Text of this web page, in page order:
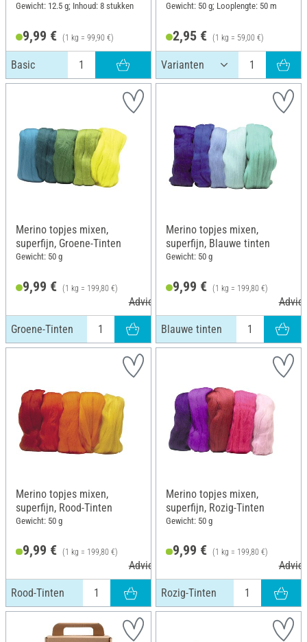
Gewicht: 12.5 g; Inhoud: 8 stukken
9,99 € (1 kg = 99,90 €)
Basic
Gewicht: 50 g; Looplengte: 50 m
2,95 € (1 kg = 59,00 €)
Merino topjes mixen,
superfijn, Groene-Tinten
Gewicht: 50 g
9,99 € (1 kg = 199,80 €)
Adviesprijs 10,99 €
Groene-Tinten
Merino topjes mixen,
superfijn, Blauwe tinten
Gewicht: 50 g
9,99 € (1 kg = 199,80 €)
Blauwe tinten
Merino topjes mixen,
superfijn, Rood-Tinten
Gewicht: 50 g
9,99 € (1 kg = 199,80 €)
Adviesprijs 10,99 €
Rood-Tinten
Merino topjes mixen,
superfijn, Rozig-Tinten
Gewicht: 50 g
9,99 € (1 kg = 199,80 €)
Rozig-Tinten